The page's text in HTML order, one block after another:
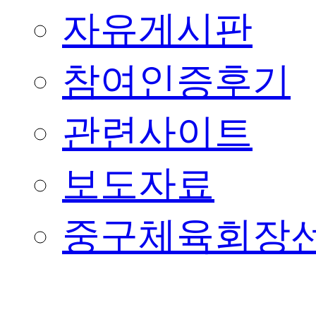
자유게시판
참여인증후기
관련사이트
보도자료
중구체육회장